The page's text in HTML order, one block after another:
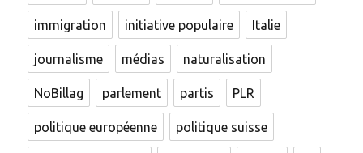
immigration initiative populaire Italie
journalisme médias naturalisation
NoBillag parlement partis PLR
politique européenne politique suisse